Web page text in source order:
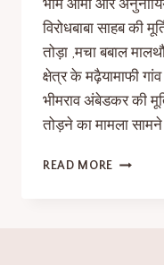
भीम आर्मी और
विरोधबाबा साहब की
तोड़ा ,मचा बबाल
क्षेत्र के मढ़ैयामाफी गांव
भीमराव अंबेडकर की
तोड़ने का मामला
READ MORE